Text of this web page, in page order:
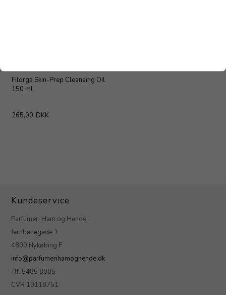
Filorga Skin-Prep Cleansing Oil
150 ml
265,00 DKK
Kundeservice
Parfumeri Ham og Hende
Jernbanegade 1
4800 Nykøbing F
info@parfumerihamoghende.dk
Tlf. 5485 8085
CVR 10118751